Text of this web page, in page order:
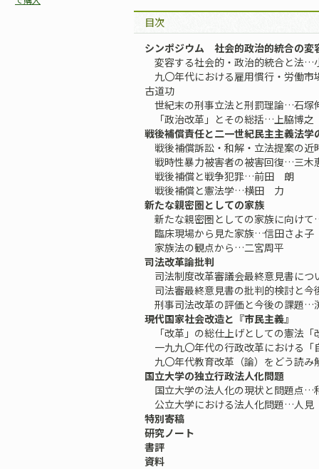
目次
シンポジウム 社会的政治的統合の変
変容する社会的・政治的統合と法…
九〇年代における雇用慣行・労働
古道功
世紀末の刑事立法と刑罰理論…石塚
「政治改革」とその総括…上脇博之
戦後補償責任と二一世紀民主主義法学
戦後補償訴訟・和解・立法提案の
戦時性暴力被害者の被害回復…三木
戦後補償と戦争犯罪…前田 朗
戦後補償と憲法学…横田 力
新たな親密圏としての家族
新たな親密圏としての家族に向け
臨床現場から見た家族…信田さよ子
家族法の観点から…二宮周平
司法改革論批判
司法制度改革審議会最終意見書に
司法審最終意見書の批判的検討と
刑事司法改革の評価と今後の課題…
現代国家社会改造と『市民主義』
「改革」の総仕上げとしての憲法
一九九〇年代の行政改革における
九〇年代教育改革（論）をどう読
国立大学の独立行政法人化問題
国立大学の法人化の現状と問題点
公立大学における法人化問題…人
特別寄稿
研究ノート
書評
資料